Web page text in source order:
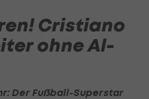
Cristiano
ohne Al-
Der Fußball-Superstar